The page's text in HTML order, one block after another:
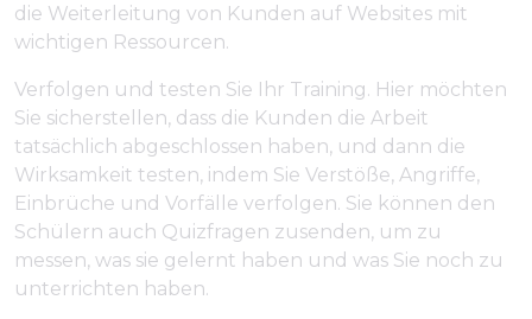
die Weiterleitung von Kunden auf Websites mit
wichtigen Ressourcen.
Verfolgen und testen Sie Ihr Training. Hier möchten
Sie sicherstellen, dass die Kunden die Arbeit
tatsächlich abgeschlossen haben, und dann die
Wirksamkeit testen, indem Sie Verstöße, Angriffe,
Einbrüche und Vorfälle verfolgen. Sie können den
Schülern auch Quizfragen zusenden, um zu
messen, was sie gelernt haben und was Sie noch zu
unterrichten haben.